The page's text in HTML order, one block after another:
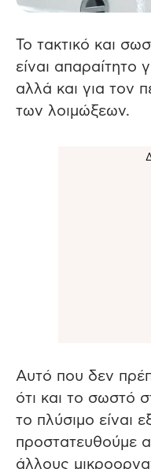
Το τακτικό και
είναι απαραίτητο
αλλά και για τον
των λοιμώξεων.
Αυτό που δεν
ότι και το σωστό
το πλύσιμο είναι
προστατευθούμε
άλλους